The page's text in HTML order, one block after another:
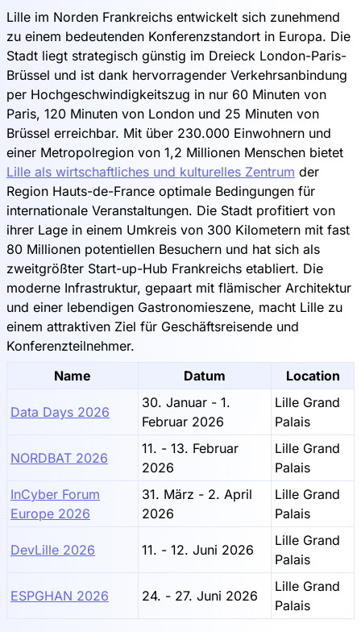
Lille im Norden Frankreichs entwickelt sich zunehmend
zu einem bedeutenden Konferenzstandort in Europa. Die
Stadt liegt strategisch günstig im Dreieck London-Paris-
Brüssel und ist dank hervorragender Verkehrsanbindung
per Hochgeschwindigkeitszug in nur 60 Minuten von
Paris, 120 Minuten von London und 25 Minuten von
Brüssel erreichbar. Mit über 230.000 Einwohnern und
einer Metropolregion von 1,2 Millionen Menschen bietet
Lille als wirtschaftliches und kulturelles Zentrum der
Region Hauts-de-France optimale Bedingungen für
internationale Veranstaltungen. Die Stadt profitiert von
ihrer Lage in einem Umkreis von 300 Kilometern mit fast
80 Millionen potentiellen Besuchern und hat sich als
zweitgrößter Start-up-Hub Frankreichs etabliert. Die
moderne Infrastruktur, gepaart mit flämischer Architektur
und einer lebendigen Gastronomieszene, macht Lille zu
einem attraktiven Ziel für Geschäftsreisende und
Konferenzteilnehmer.
Name
Datum Location
Data Days 2026
30. Januar - 1.
Februar 2026
Lille Grand
Palais
NORDBAT 2026
11. - 13. Februar
2026
Lille Grand
Palais
InCyber Forum
Europe 2026
31. März - 2. April
2026
Lille Grand
Palais
DevLille 2026 11. - 12. Juni 2026
Lille Grand
Palais
ESPGHAN 2026 24. - 27. Juni 2026
Lille Grand
Palais